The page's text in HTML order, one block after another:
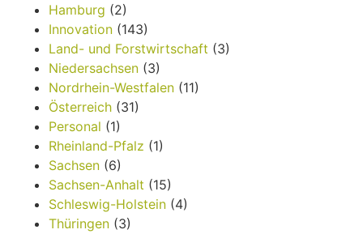
Hamburg (2)
Innovation (143)
Land- und Forstwirtschaft (3)
Niedersachsen (3)
Nordrhein-Westfalen (11)
Österreich (31)
Personal (1)
Rheinland-Pfalz (1)
Sachsen (6)
Sachsen-Anhalt (15)
Schleswig-Holstein (4)
Thüringen (3)